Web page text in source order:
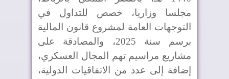
مجلسا وزاريا، خصص للتداول في
التوجهات العامة لمشروع قانون المالية
برسم سنة 2025، والمصادقة على
مشاريع مراسيم تهم المجال العسكري،
إضافة إلى عدد من الاتفاقيات الدولية،